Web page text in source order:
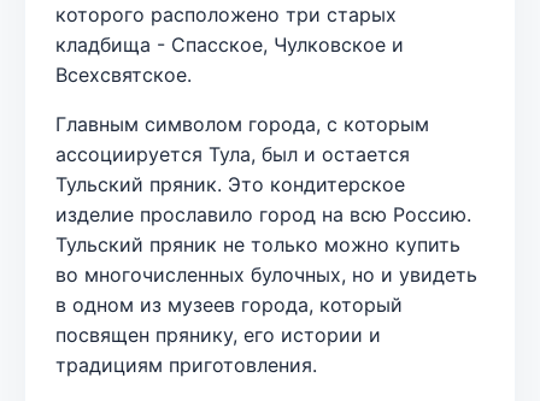
которого расположено три старых
кладбища - Спасское, Чулковское и
Всехсвятское.
Главным символом города, с которым
ассоциируется Тула, был и остается
Тульский пряник. Это кондитерское
изделие прославило город на всю Россию.
Тульский пряник не только можно купить
во многочисленных булочных, но и увидеть
в одном из музеев города, который
посвящен прянику, его истории и
традициям приготовления.